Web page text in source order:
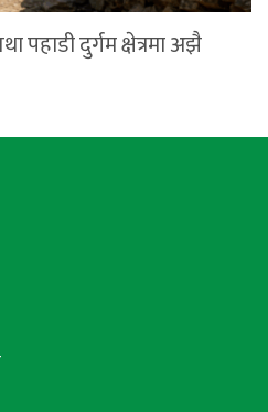
पहाडी दुर्गम क्षेत्रमा अझै